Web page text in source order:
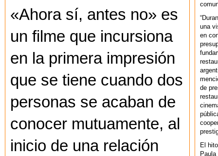
«Ahora sí, antes no» es
un filme que incursiona
en la primera impresión
que se tiene cuando dos
personas se acaban de
conocer mutuamente, al
inicio de una relación
una
en
de
El